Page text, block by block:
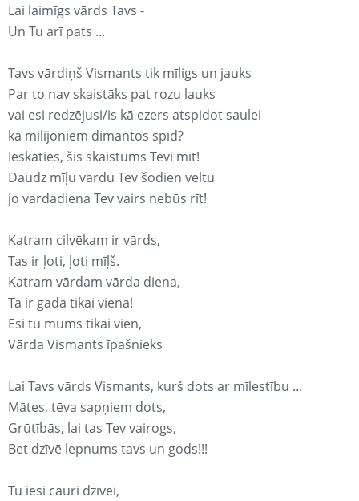
Lai laimīgs vārds Tavs -
Un Tu arī pats ...
Tavs vārdiņš Vismants tik mīligs un jauks
Par to nav skaistāks pat rozu lauks
vai esi redzējusi/is kā ezers atspidot saulei
kā milijoniem dimantos spīd?
Ieskaties, šis skaistums Tevi mīt!
Daudz mīļu vardu Tev šodien veltu
jo vardadiena Tev vairs nebūs rīt!
Katram cilvēkam ir vārds,
Tas ir ļoti, ļoti mīļš.
Katram vārdam vārda diena,
Tā ir gadā tikai viena!
Esi tu mums tikai vien,
Vārda Vismants īpašnieks
Lai Tavs vārds Vismants, kurš dots ar mīlestību ...
Mātes, tēva sapņiem dots,
Grūtībās, lai tas Tev vairogs,
Bet dzīvē lepnums tavs un gods!!!
Tu iesi cauri dzīvei,